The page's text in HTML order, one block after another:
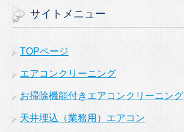
サイトメニュー
TOPページ
エアコンクリーニング
お掃除機能付きエアコンクリーニング
天井埋込（業務用）エアコン